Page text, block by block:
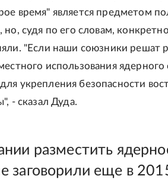
время" является предметом
но, судя по его словам,
"Если наши союзники решат
использования
укрепления безопасности
- сказал Дуда.
разместить
заговорили еще в